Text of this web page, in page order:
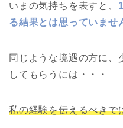
いまの気持ちを表すと、
る結果とは思っていませ
同じような境遇の方に、
してもらうには・・・
私の経験を伝えるべきで